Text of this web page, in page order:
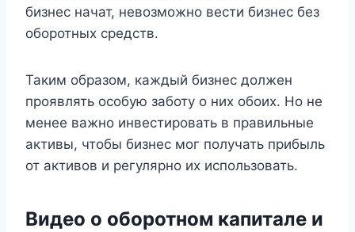
бизнес начат, невозможно вести бизнес без
оборотных средств.
Таким образом, каждый бизнес должен
проявлять особую заботу о них обоих. Но не
менее важно инвестировать в правильные
активы, чтобы бизнес мог получать прибыль
от активов и регулярно их использовать.
Видео о оборотном капитале и